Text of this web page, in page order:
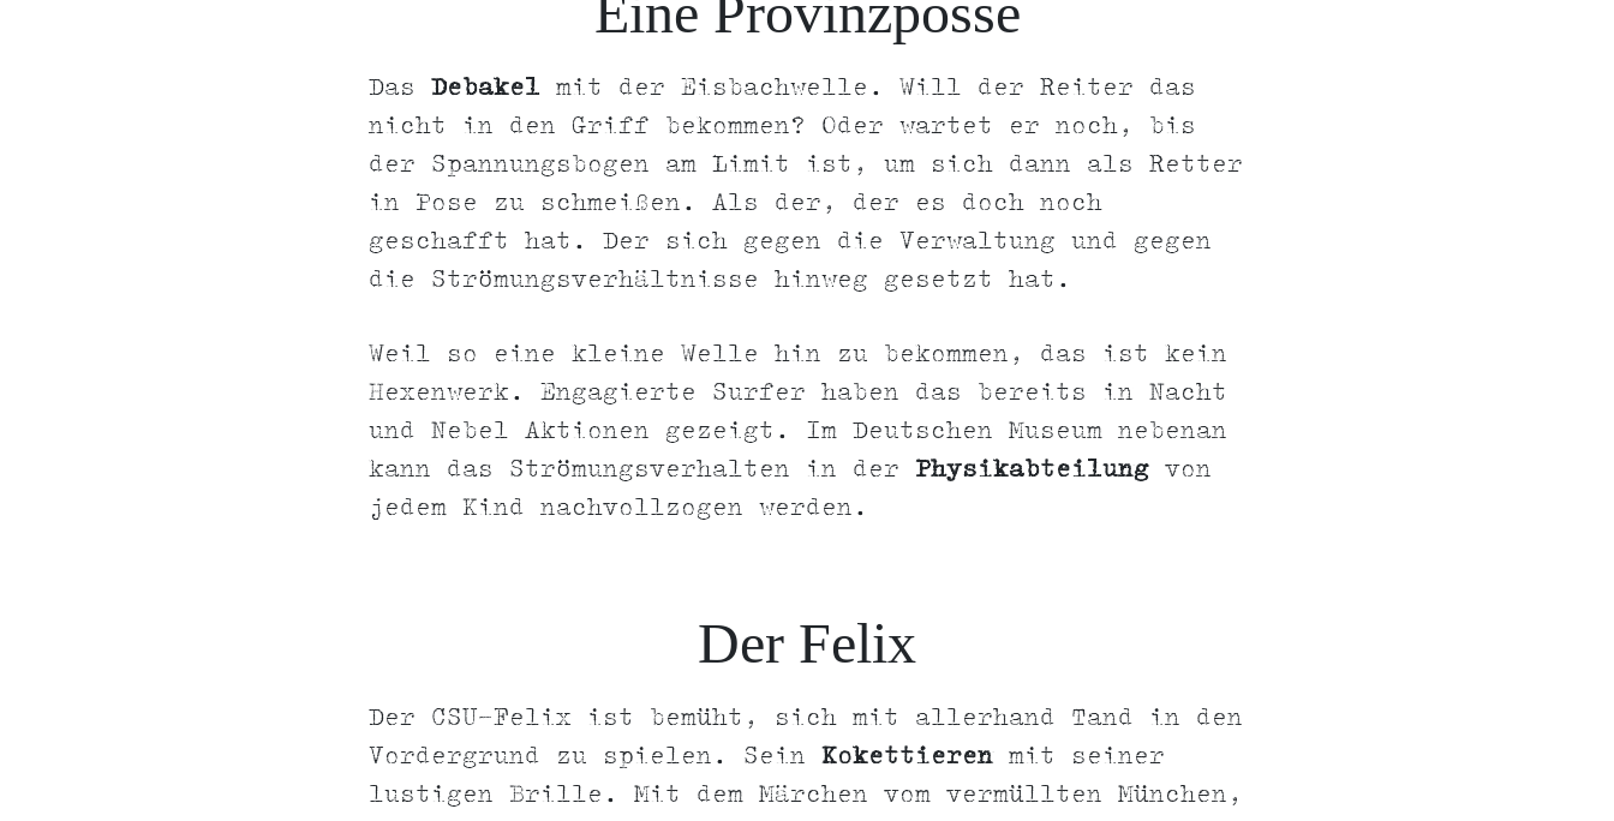
Das Debakel mit der Eisbachwelle. Will der Reiter das
nicht in den Griff bekommen? Oder wartet er noch, bis
der Spannungsbogen am Limit ist, um sich dann als Retter
in Pose zu schmeißen. Als der, der es doch noch
geschafft hat. Der sich gegen die Verwaltung und gegen
die Strömungsverhältnisse hinweg gesetzt hat.
Weil so eine kleine Welle hin zu bekommen, das ist kein
Hexenwerk. Engagierte Surfer haben das bereits in Nacht
und Nebel Aktionen gezeigt. Im Deutschen Museum nebenan
kann das Strömungsverhalten in der Physikabteilung von
jedem Kind nachvollzogen werden.
Der Felix
Der CSU-Felix ist bemüht, sich mit allerhand Tand in den
Vordergrund zu spielen. Sein Kokettierenmit seiner
lustigen Brille. Mit dem Märchen vom vermüllten München,